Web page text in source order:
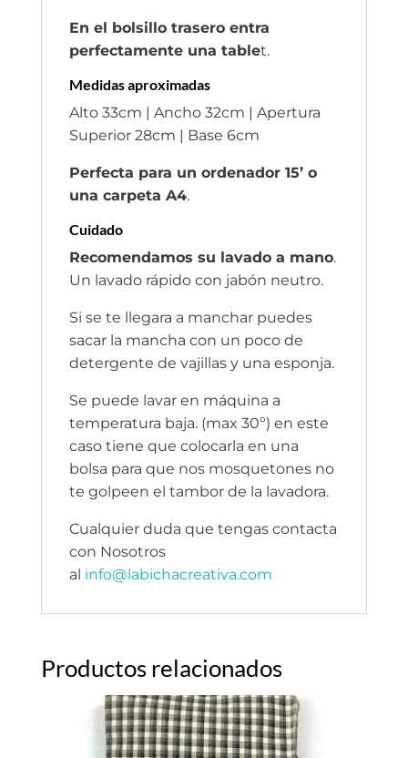
En el bolsillo trasero entra
perfectamente una tablet.
Medidas aproximadas
Alto 33cm | Ancho 32cm | Apertura
Superior 28cm | Base 6cm
Perfecta para un ordenador 15’ o
una carpeta A4.
Cuidado
Recomendamos su lavado a mano.
Un lavado rápido con jabón neutro.
Si se te llegara a manchar puedes
sacar la mancha con un poco de
detergente de vajillas y una esponja.
Se puede lavar en máquina a
temperatura baja. (max 30º) en este
caso tiene que colocarla en una
bolsa para que nos mosquetones no
te golpeen el tambor de la lavadora.
Cualquier duda que tengas contacta
con Nosotros
al info@labichacreativa.com
Productos relacionados